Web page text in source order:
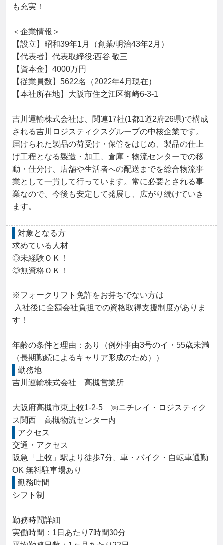
も充実！
＜企業情報＞
【設立】昭和39年1月（創業/明治43年2月）
【代表者】代表取締役:西谷 敬三
【資本金】4000万円
【従業員数】5622名（2022年4月現在）
【本社所在地】大阪市住之江区御崎6-3-1
吉川運輸株式会社は、関連17社(1都1道2府26県)で構成
される吉川ロジスティクスグループの中核企業です。
届けられた製品の荷受け・保管をはじめ、製品の仕上
げ工程となる製造・加工、倉庫・物流センターでの移
動・仕分け、店舗や生活者への配送までを総合物流事
業として一貫して行っています。常に必要とされる事
業なので、今後も安定して発展し、広がり続けていき
ます。
対象となる方
求めている人材
◎未経験ＯＫ！
◎無資格ＯＫ！
※フォークリフト免許をお持ちでない方は
す！
年齢の条件と理由：あり（例外事由3号のイ・55歳未満
（長期勤続によるキャリア形成のため））
勤務地
吉川運輸株式会社　高槻営業所
大阪府高槻市東上牧1-2-5　㈱ニチレイ・ロジスティク
ス関西　高槻物流センター内
アクセス
交通・アクセス
阪急「上牧」駅より徒歩7分、車・バイク・自転車通勤
OK 無料駐車場あり
勤務時間
シフト制
勤務時間詳細
実働時間：1日あたり7時間30分